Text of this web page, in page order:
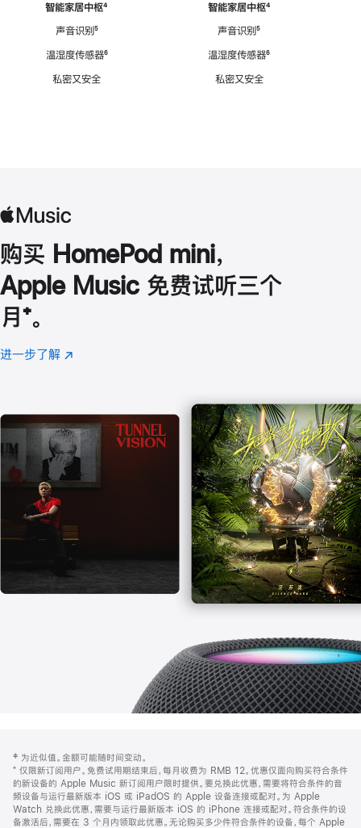
智能家居中枢脚
⁴
声音识别脚
⁵
温湿度传感器脚
⁶
私密又安全
智能家居中枢脚
⁴
声音识别脚
⁵
温湿度传感器脚
⁶
私密又安全
购买 HomePod mini，
Apple Music 免费试听三个
月 脚
注
⁺。
进一步了解 Apple
(在
口
中
打
开)
页
页
脚
注
‡ 为近似值。金额可能随时间变动。
⁺ 仅限新订阅用户。免费试用期结束后，每月收费为 RMB 12。优惠仅面向购买符合条件
的新设备的 Apple Music 新订阅用户限时提供。要兑换此优惠，需要将符合条件的音
频设备与运行最新版本 iOS 或 iPadOS 的 Apple 设备连接或配对。为 Apple
Watch 兑换此优惠，需要与运行最新版本 iOS 的 iPhone 连接或配对。符合条件的设
备激活后，需要在 3 个月内领取此优惠。无论购买多少件符合条件的设备，每个 Apple